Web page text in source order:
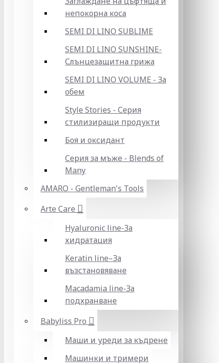
непокорна коса
SEMI DI LINO SUBLIME
SEMI DI LINO SUNSHINE-
Слънцезащитна грижа
SEMI DI LINO VOLUME - За
обем
Style Stories - Серия
стилизиращи продукти
Боя и оксидант
Серия за мъже - Blends of
Many
AMARO - Gentleman's Tools
Arte Care
Hyaluronic line-За
хидратация
Keratin line–За
възстановяване
Macadamia line-За
подхранване
Babyliss Pro
Маши и уреди за къдрене
Машинки и тримери